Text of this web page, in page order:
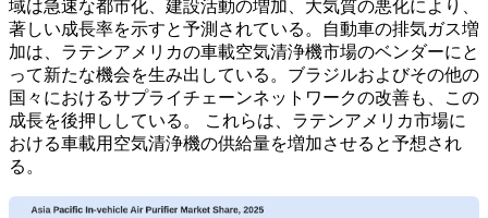
域は急速な都市化、建設活動の増加、大気質の悪化により、
著しい成長率を示すと予測されている。自動車の排気ガス増
加は、ラテンアメリカの車載空気清浄機市場のベンダーにと
って新たな機会を生み出している。ブラジルおよびその他の
国々におけるサプライチェーンネットワークの改善も、この
成長を後押ししている。
これらは、ラテンアメリカ市場に
おける車載用空気清浄機の供給量を増加させると予想され
る。